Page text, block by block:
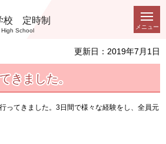
校 定時制
School
メニュー
更新日：2019年7月1日
きました。
ってきました。3日間で様々な経験をし、全員元